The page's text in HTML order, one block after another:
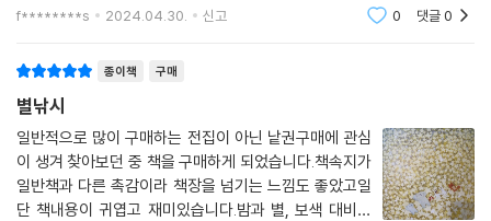
준 친구들이 그런 존재였을 것이에요. 우리는 누구나 그런 존재를 만났을
서로를 기억하며 잠든 모습에서 포근함이 가득 느껴져요. 비로소 찾아온
편안한 밤. 모두가 잠든 밤이에요.
f********s 2024.04.30. 신고 0 댓글0
종이책 구매
별낚시
일반적으로 많이 구매하는 전집이 아닌 낱권구매에 관심
이 생겨 찾아보던 중 책을 구매하게 되었습니다.책속지가
일반책과 다른 촉감이라 책장을 넘기는 느낌도 좋았고일
단 책내용이 귀엽고 재미있습니다.밤과 별, 보색 대비와